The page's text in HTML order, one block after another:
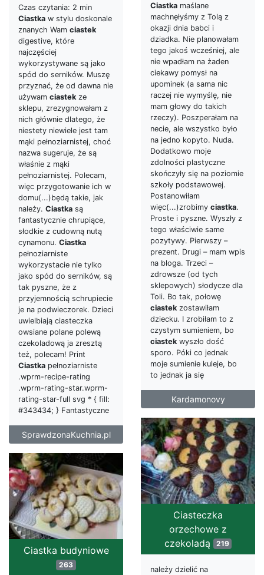
Ciastka maślane
machnęłyśmy z Tolą z
okazji dnia babci i
dziadka. Nie planowałam
tego jakoś wcześniej, ale
nie wpadłam na żaden
ciekawy pomysł na
upominek (a sama nic
raczej nie wymyślę, nie
mam głowy do takich
rzeczy). Poszperałam na
necie, ale wszystko było
na jedno kopyto. Nuda.
Dodatkowo moje
zdolności plastyczne
skończyły się na poziomie
szkoły podstawowej.
Postanowiłam
więc(...)zrobimy ciastka.
Proste i pyszne. Wyszły z
tego właściwie same
pozytywy. Pierwszy –
prezent. Drugi – mam wpis
na bloga. Trzeci –
zdrowsze (od tych
sklepowych) słodycze dla
Toli. Bo tak, połowę
ciastek zostawiłam
dziecku. I zrobiłam to z
czystym sumieniem, bo
ciastek wyszło dość
sporo. Póki co jednak
moje sumienie kuleje, bo
to jednak ja się
Kardamonovy
Czas czytania: 2 min
Ciastka w stylu doskonale
znanych Wam ciastek
digestive, które
najczęściej
wykorzystywane są jako
spód do serników. Muszę
przyznać, że od dawna nie
używam ciastek ze
sklepu, zrezygnowałam z
nich głównie dlatego, że
niestety niewiele jest tam
mąki pełnoziarnistej, choć
nazwa sugeruje, że są
właśnie z mąki
pełnoziarnistej. Polecam,
więc przygotowanie ich w
domu(...)będą takie, jak
należy. Ciastka są
fantastycznie chrupiące,
słodkie z cudowną nutą
cynamonu. Ciastka
pełnoziarniste
wykorzystacie nie tylko
jako spód do serników, są
tak pyszne, że z
przyjemnością schrupiecie
je na podwieczorek. Dzieci
uwielbiają ciasteczka
owsiane polane polewą
czekoladową ja zresztą
też, polecam! Print
Ciastka pełnoziarniste
.wprm-recipe-rating
.wprm-rating-star.wprm-
rating-star-full svg * { fill:
#343434; } Fantastyczne
SprawdzonaKuchnia.pl
Ciasteczka
orzechowe z
czekoladą
219
należy dzielić na
Ciastka budyniowe
263